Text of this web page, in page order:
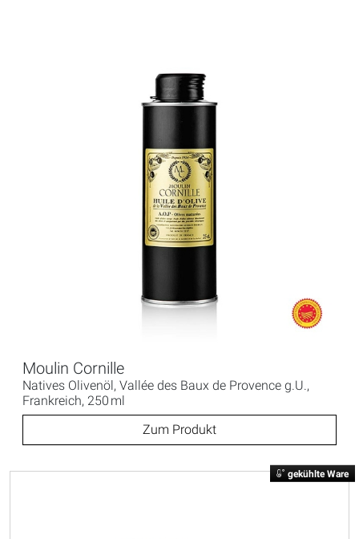
Moulin Cornille
Natives Olivenöl, Vallée des Baux de Provence g.U.,
Frankreich, 250 ml
Zum Produkt
gekühlte Ware